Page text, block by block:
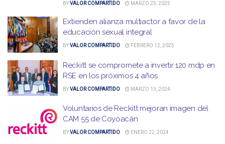
BYVALOR COMPARTIDO MARZO 25, 2025
Extienden alianza multiactor a favor de la
educación sexual integral
BYVALOR COMPARTIDO FEBRERO 12, 2025
Reckitt se compromete a invertir 120 mdp en
RSE en los próximos 4 años
BYVALOR COMPARTIDO MARZO 13, 2024
Voluntarios de Reckitt mejoran imagen del
CAM 55 de Coyoacán
BYVALOR COMPARTIDO ENERO 22, 2024